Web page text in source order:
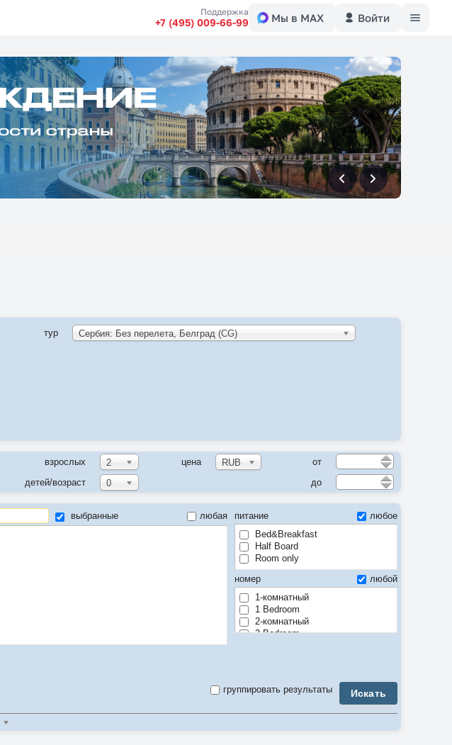
Поддержка
+7 (495) 009-66-99 Мы в MAX Войти
впередвперед
тур Сербия: Без перелета, Белград (CG)
взрослых 2 цена RUB
от
детей/возраст
0 до
выбранные
любая
питание
любое
Bed&Breakfast
Half Board
Room only
номер
любой
1-комнатный
1 Bedroom
2-комнатный
2 Bedroom
5-комнатный
7 Bedroom
Искать
группировать результаты